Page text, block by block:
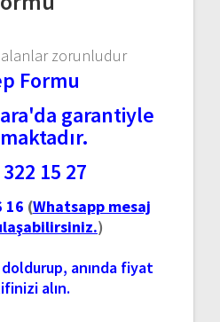
zorunludur
Formu
garantiyle
15 27
16 (Whatsapp mesaj
)
anında fiyat
alın.